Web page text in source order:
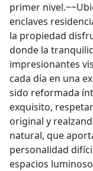
primer
enclaves
la propiedad
donde la
impresionantes
cada día en una
sido reformada
exquisito,
original y
natural, que
personalidad
espacios